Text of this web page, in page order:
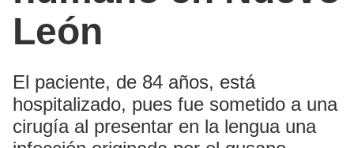
León
El paciente, de 84 años, está
hospitalizado, pues fue sometido a una
cirugía al presentar en la lengua una